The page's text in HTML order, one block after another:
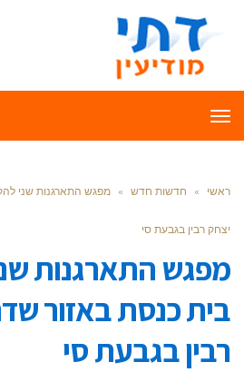
תפריט
ראשי » חדשות חדש » מפגש התארגנות שני
יצחק רבין בגבעת סי
מפגש התארגנות
בית כנסת באזור
רבין בגבעת סי